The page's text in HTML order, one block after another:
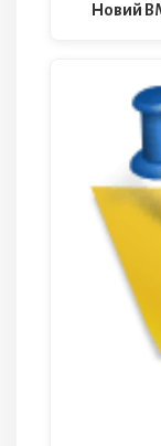
Новий